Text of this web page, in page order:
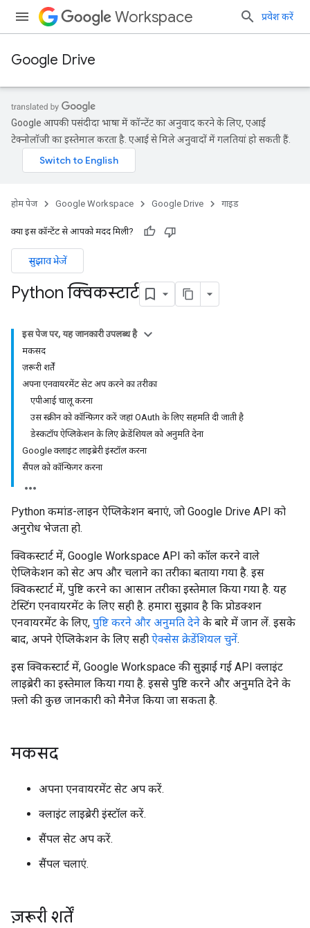
Workspace प्रवेश करें
Google Drive
Google आपकी पसंदीदा भाषा में कॉन्टेंट का अनुवाद करने के लिए, एआई
टेक्नोलॉजी का इस्तेमाल करता है. एआई से मिले अनुवादों में गलतियां हो सकती हैं.
होम पेज Google Workspace Google Drive गाइड
क्या इस कॉन्टेंट से आपको मदद मिली?
सुझाव भेजें
Python क्विकस्टार्ट
इस पेज पर, यह जानकारी उपलब्ध है
मकसद
ज़रूरी शर्तें
अपना एनवायरमेंट सेट अप करने का तरीका
एपीआई चालू करना
उस स्क्रीन को कॉन्फ़िगर करें जहां OAuth के लिए सहमति दी जाती है
डेस्कटॉप ऐप्लिकेशन के लिए क्रेडेंशियल को अनुमति देना
Google क्लाइंट लाइब्रेरी इंस्टॉल करना
सैंपल को कॉन्फ़िगर करना
Python कमांड-लाइन ऐप्लिकेशन बनाएं, जो Google Drive API को
अनुरोध भेजता हो.
क्विकस्टार्ट में, Google Workspace API को कॉल करने वाले
ऐप्लिकेशन को सेट अप और चलाने का तरीका बताया गया है. इस
क्विकस्टार्ट में, पुष्टि करने का आसान तरीका इस्तेमाल किया गया है. यह
टेस्टिंग एनवायरमेंट के लिए सही है. हमारा सुझाव है कि प्रोडक्शन
एनवायरमेंट के लिए, पुष्टि करने और अनुमति देने के बारे में जान लें. इसके
बाद, अपने ऐप्लिकेशन के लिए सही ऐक्सेस क्रेडेंशियल चुनें.
इस क्विकस्टार्ट में, Google Workspace की सुझाई गई API क्लाइंट
लाइब्रेरी का इस्तेमाल किया गया है. इससे पुष्टि करने और अनुमति देने के
फ़्लो की कुछ जानकारी को मैनेज किया जा सकता है.
मकसद
अपना एनवायरमेंट सेट अप करें.
क्लाइंट लाइब्रेरी इंस्टॉल करें.
सैंपल सेट अप करें.
सैंपल चलाएं.
ज़रूरी शर्तें